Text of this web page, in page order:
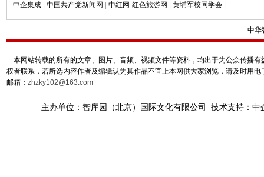
中企集成 中国共产党新闻网 中红网-红色旅游网 黄埔军校同学会
中华
本网站转载的所有的文章、图片、音频、视频文件等资料，均出于为公众传播
权者联系，若所选内容作者及编辑认为其作品不宜上本网供大家浏览，请及时用
邮箱： zhzky102@163.com
主办单位：智库园（北京）国际文化有限公司 技术支持：